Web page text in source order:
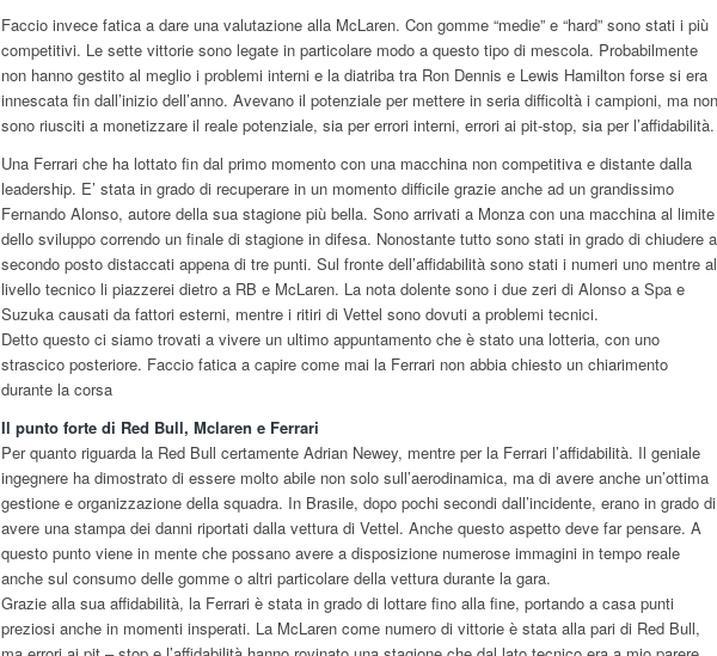
Faccio invece fatica a dare una valutazione alla McLaren. Con gomme “medie” e “hard” sono stati i più
competitivi. Le sette vittorie sono legate in particolare modo a questo tipo di mescola. Probabilmente
non hanno gestito al meglio i problemi interni e la diatriba tra Ron Dennis e Lewis Hamilton forse si era
innescata fin dall’inizio dell’anno. Avevano il potenziale per mettere in seria difficoltà i campioni, ma non
sono riusciti a monetizzare il reale potenziale, sia per errori interni, errori ai pit-stop, sia per l’affidabilità.
Una Ferrari che ha lottato fin dal primo momento con una macchina non competitiva e distante dalla
leadership. E’ stata in grado di recuperare in un momento difficile grazie anche ad un grandissimo
Fernando Alonso, autore della sua stagione più bella. Sono arrivati a Monza con una macchina al limite
dello sviluppo correndo un finale di stagione in difesa. Nonostante tutto sono stati in grado di chiudere
secondo posto distaccati appena di tre punti. Sul fronte dell’affidabilità sono stati i numeri uno mentre al
livello tecnico li piazzerei dietro a RB e McLaren. La nota dolente sono i due zeri di Alonso a Spa e
Suzuka causati da fattori esterni, mentre i ritiri di Vettel sono dovuti a problemi tecnici.
Detto questo ci siamo trovati a vivere un ultimo appuntamento che è stato una lotteria, con uno
strascico posteriore. Faccio fatica a capire come mai la Ferrari non abbia chiesto un chiarimento
durante la corsa
Il punto forte di Red Bull, Mclaren e Ferrari
Per quanto riguarda la Red Bull certamente Adrian Newey, mentre per la Ferrari l’affidabilità. Il geniale
ingegnere ha dimostrato di essere molto abile non solo sull’aerodinamica, ma di avere anche un’ottima
gestione e organizzazione della squadra. In Brasile, dopo pochi secondi dall’incidente, erano in grado di
avere una stampa dei danni riportati dalla vettura di Vettel. Anche questo aspetto deve far pensare. A
questo punto viene in mente che possano avere a disposizione numerose immagini in tempo reale
anche sul consumo delle gomme o altri particolare della vettura durante la gara.
Grazie alla sua affidabilità, la Ferrari è stata in grado di lottare fino alla fine, portando a casa punti
preziosi anche in momenti insperati. La McLaren come numero di vittorie è stata alla pari di Red Bull,